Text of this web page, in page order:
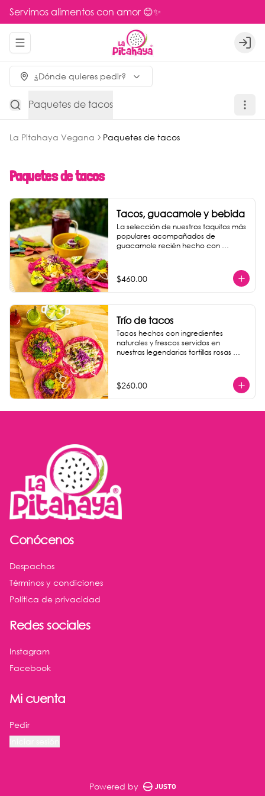
Servimos alimentos con amor 😊✨
Abrir menu de navegación Login
¿Dónde quieres pedir?
Paquetes de tacos
La Pitahaya Vegana Paquetes de tacos
Paquetes de tacos
Tacos, guacamole y bebida
La selección de nuestros taquitos más
populares acompañados de
guacamole recién hecho con
jamaica o limonada rosa.
$460.00
Trío de tacos
Tacos hechos con ingredientes
naturales y frescos servidos en
nuestras legendarias tortillas rosas
pastor de setas - machacha tofu -
coliflor con requesón de coco -
papas al curry - camote al pesto -
crudi (mousse de aguacate).
$260.00
Conócenos
Despachos
Términos y condiciones
Política de privacidad
Redes sociales
Instagram
Facebook
Mi cuenta
Pedir
Powered by